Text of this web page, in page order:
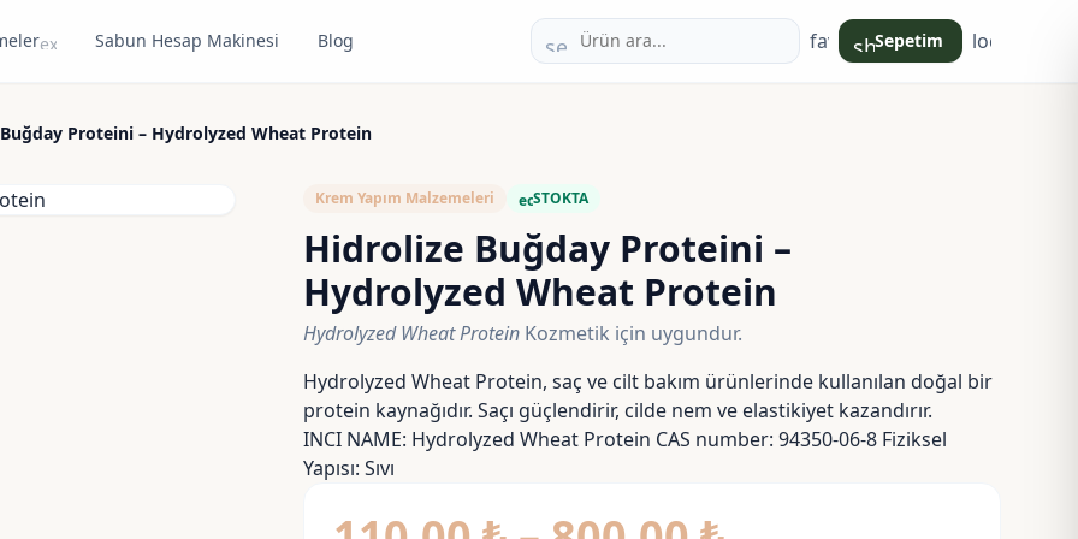
expand_moreSabun Hesap Makinesi Blog search favoriteshopping_bag
Sepetim login
Proteini – Hydrolyzed Wheat Protein
Krem Yapım Malzemeleri ecoSTOKTA
Hidrolize Buğday Proteini –
Hydrolyzed Wheat Protein
Hydrolyzed Wheat Protein Kozmetik için uygundur.
Hydrolyzed Wheat Protein, saç ve cilt bakım ürünlerinde kullanılan doğal bir
protein kaynağıdır. Saçı güçlendirir, cilde nem ve elastikiyet kazandırır.
INCI NAME: Hydrolyzed Wheat Protein CAS number: 94350-06-8 Fiziksel
Yapısı: Sıvı